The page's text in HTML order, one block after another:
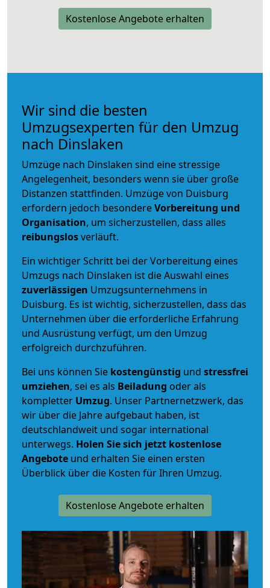
Kostenlose Angebote erhalten
Wir sind die besten
Umzugsexperten für den Umzug
nach Dinslaken
Umzüge nach Dinslaken sind eine stressige
Angelegenheit, besonders wenn sie über große
Distanzen stattfinden. Umzüge von Duisburg
erfordern jedoch besondereVorbereitung und
Organisation, um sicherzustellen, dass alles
reibungslosverläuft.
Ein wichtiger Schritt bei der Vorbereitung eines
Umzugs nach Dinslaken ist die Auswahl eines
zuverlässigen Umzugsunternehmens in
Duisburg. Es ist wichtig, sicherzustellen, dass das
Unternehmen über die erforderliche Erfahrung
und Ausrüstung verfügt, um den Umzug
erfolgreich durchzuführen.
Bei uns können Sie kostengünstig und stressfrei
umziehen, sei es als Beiladung oder als
kompletter Umzug. Unser Partnernetzwerk, das
wir über die Jahre aufgebaut haben, ist
deutschlandweit und sogar international
unterwegs. Holen Sie sich jetzt kostenlose
Angebote und erhalten Sie einen ersten
Überblick über die Kosten für Ihren Umzug.
Kostenlose Angebote erhalten